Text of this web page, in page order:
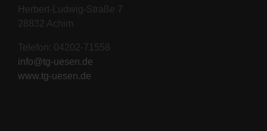
Herbert-Ludwig-Straße 7
28832 Achim
Telefon: 04202-71558
info@tg-uesen.de
www.tg-uesen.de